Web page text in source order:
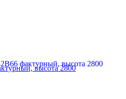
высота 2800